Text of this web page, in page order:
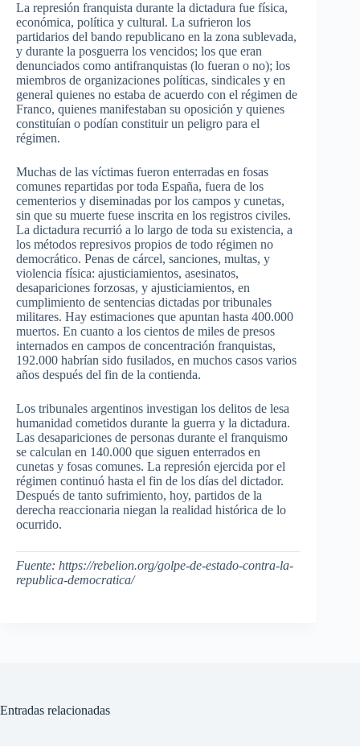
La represión franquista durante la dictadura fue física,
económica, política y cultural. La sufrieron los
partidarios del bando republicano en la zona sublevada,
y durante la posguerra los vencidos; los que eran
denunciados como antifranquistas (lo fueran o no); los
miembros de organizaciones políticas, sindicales y en
general quienes no estaba de acuerdo con el régimen de
Franco, quienes manifestaban su oposición y quienes
constituían o podían constituir un peligro para el
régimen.
Muchas de las víctimas fueron enterradas en fosas
comunes repartidas por toda España, fuera de los
cementerios y diseminadas por los campos y cunetas,
sin que su muerte fuese inscrita en los registros civiles.
La dictadura recurrió a lo largo de toda su existencia, a
los métodos represivos propios de todo régimen no
democrático. Penas de cárcel, sanciones, multas, y
violencia física: ajusticiamientos, asesinatos,
desapariciones forzosas, y ajusticiamientos, en
cumplimiento de sentencias dictadas por tribunales
militares. Hay estimaciones que apuntan hasta 400.000
muertos. En cuanto a los cientos de miles de presos
internados en campos de concentración franquistas,
192.000 habrían sido fusilados, en muchos casos varios
años después del fin de la contienda.
Los tribunales argentinos investigan los delitos de lesa
humanidad cometidos durante la guerra y la dictadura.
Las desapariciones de personas durante el franquismo
se calculan en 140.000 que siguen enterrados en
cunetas y fosas comunes. La represión ejercida por el
régimen continuó hasta el fin de los días del dictador.
Después de tanto sufrimiento, hoy, partidos de la
derecha reaccionaria niegan la realidad histórica de lo
ocurrido.
Fuente: https://rebelion.org/golpe-de-estado-contra-la-
republica-democratica/
Entradas relacionadas